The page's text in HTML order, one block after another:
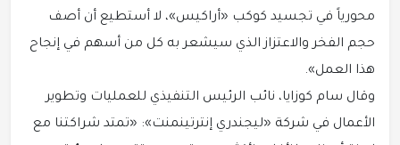
محورياً في تجسيد كوكب «أراكيس»، لا أستطيع أن أصف
حجم الفخر والاعتزاز الذي سيشعر به كل من أسهم في إنجاح
هذا العمل».
وقال سام كوزايا، نائب الرئيس التنفيذي للعمليات وتطوير
الأعمال في شركة «ليجندري إنترتينمنت»: «تمتد شراكتنا مع